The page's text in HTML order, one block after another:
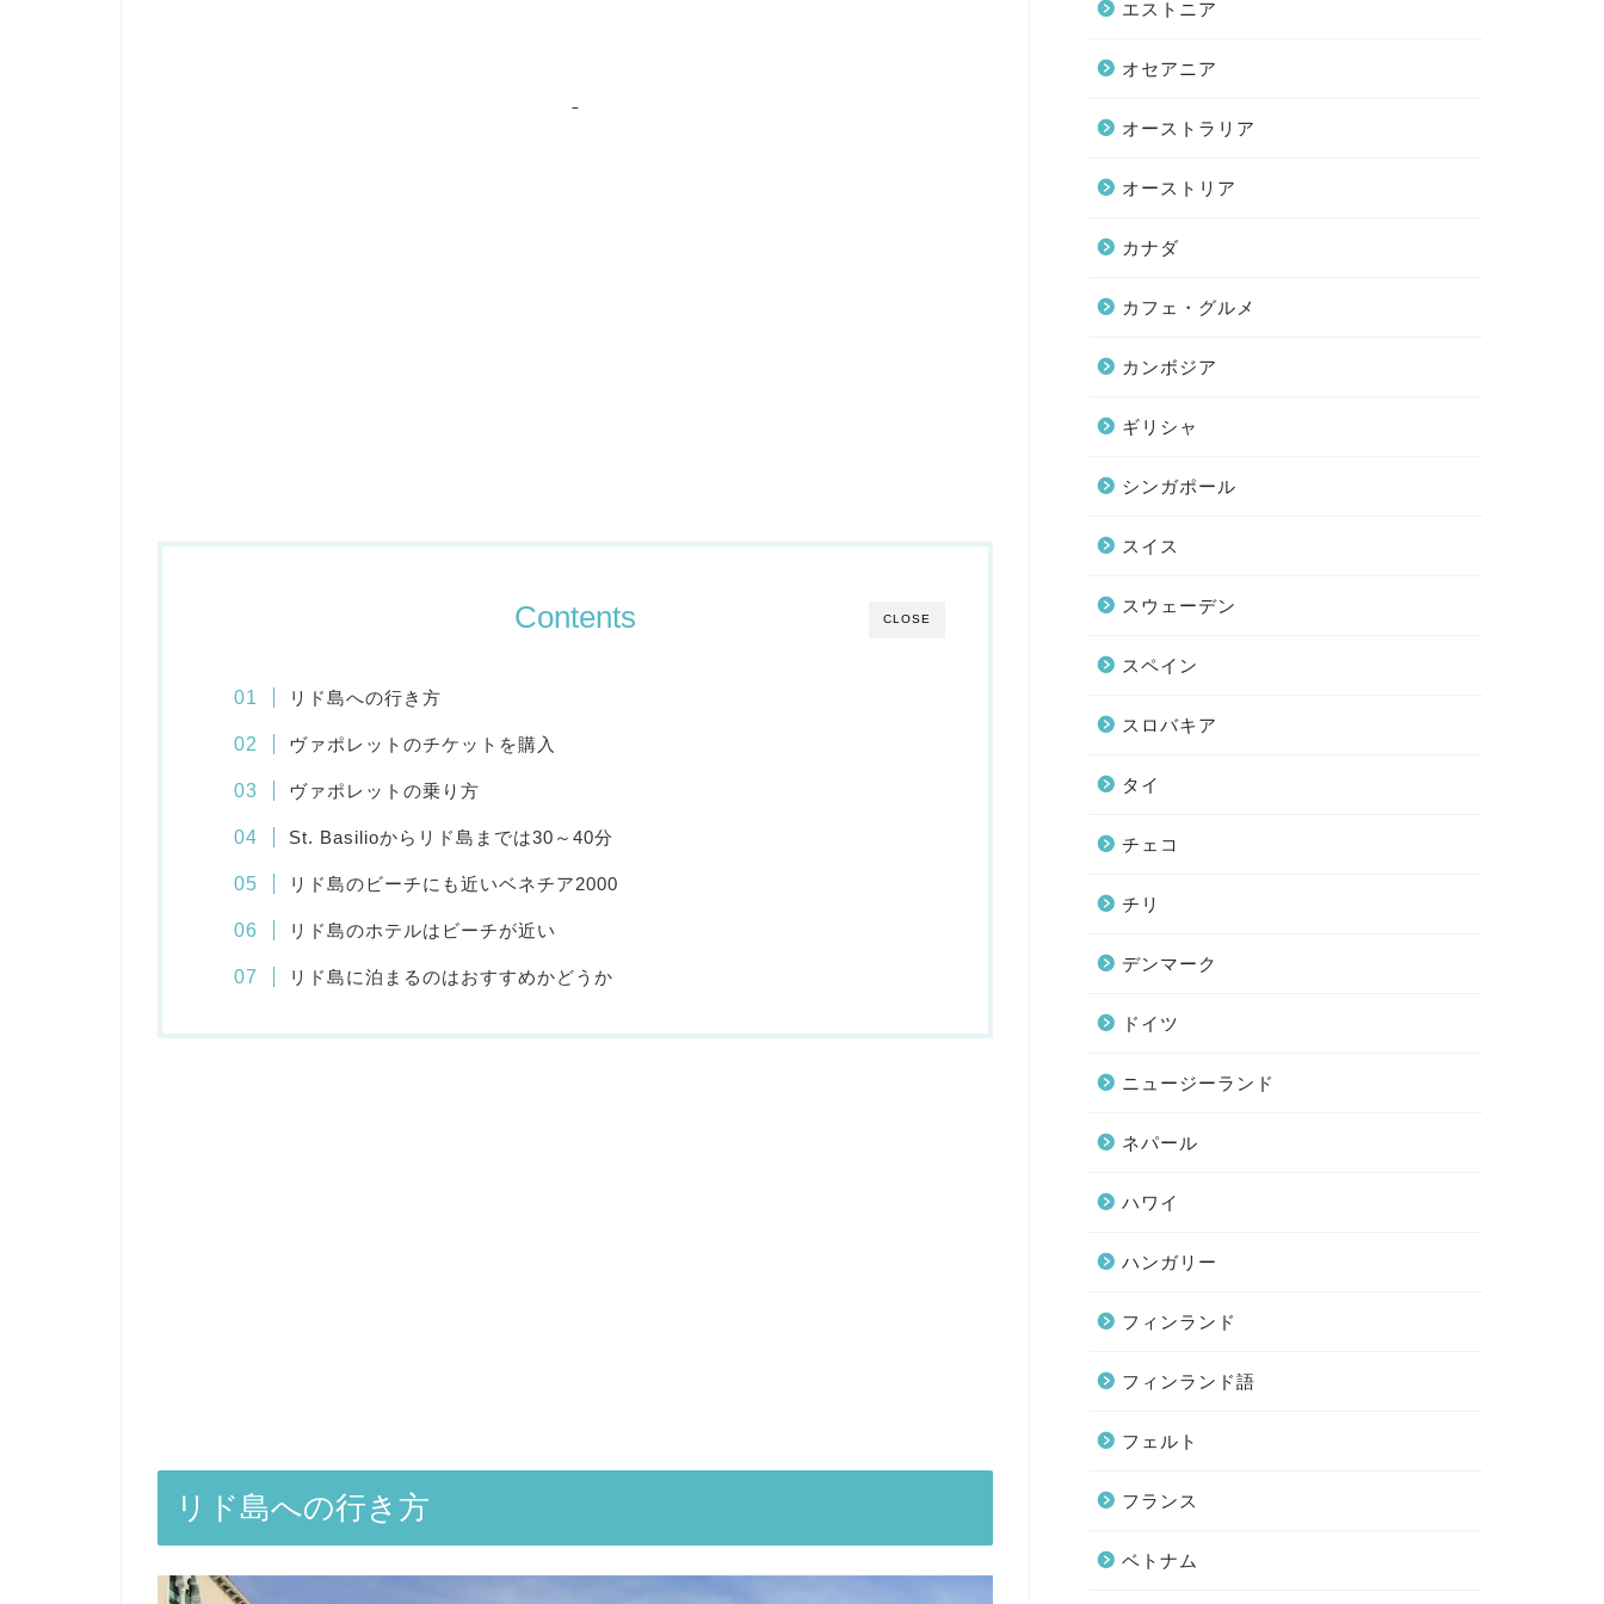
CLOSE
Contents
リド島への行き方
ヴァポレットのチケットを購入
ヴァポレットの乗り方
St. Basilioからリド島までは30～40分
リド島のビーチにも近いベネチア2000
リド島のホテルはビーチが近い
リド島に泊まるのはおすすめかどうか
リド島への行き方
エストニア
オセアニア
オーストラリア
オーストリア
カナダ
カフェ・グルメ
カンボジア
ギリシャ
シンガポール
スイス
スウェーデン
スペイン
スロバキア
タイ
チェコ
チリ
デンマーク
ドイツ
ニュージーランド
ネパール
ハワイ
ハンガリー
フィンランド
フィンランド語
フェルト
フランス
ベトナム